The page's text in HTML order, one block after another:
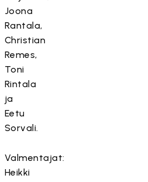
Joona
Rantala,
Christian
Remes,
Toni
Rintala
ja
Eetu
Sorvali.
Valmentajat:
Heikki